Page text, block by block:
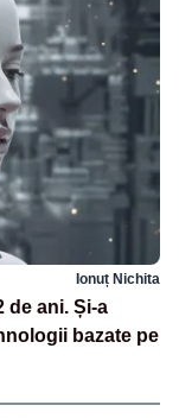
Ionuț Nichita
de ani. Și-a
bazate pe